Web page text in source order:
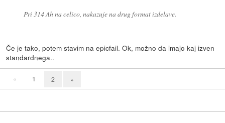
Pri 314 Ah na celico, nakazuje na drug format izdelave.
Če je tako, potem stavim na epicfail. Ok, možno da imajo kaj izven
standardnega..
« 1 2 »